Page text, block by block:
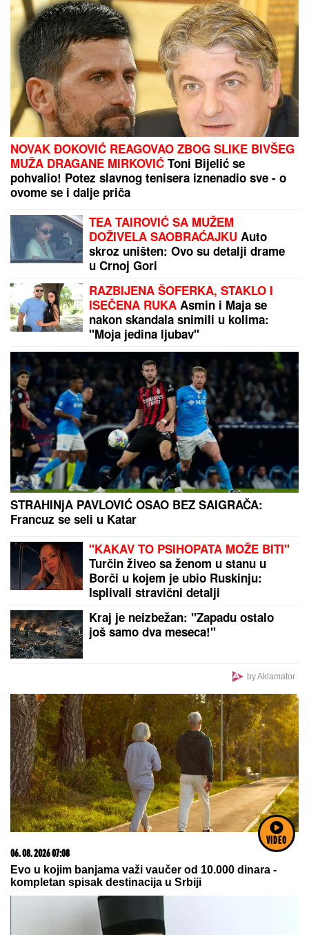
VIDEO
NOVAK ĐOKOVIĆ REAGOVAO ZBOG SLIKE BIVŠEG
MUŽA DRAGANE MIRKOVIĆ Toni Bijelić se
pohvalio! Potez slavnog tenisera iznenadio sve - o
ovome se i dalje priča
TEA TAIROVIĆ SA MUŽEM
DOŽIVELA SAOBRAĆAJKU Auto
skroz uništen: Ovo su detalji drame
u Crnoj Gori
RAZBIJENA ŠOFERKA, STAKLO I
ISEČENA RUKA Asmin i Maja se
nakon skandala snimili u kolima:
"Moja jedina ljubav"
STRAHINjA PAVLOVIĆ OSAO BEZ SAIGRAČA:
Francuz se seli u Katar
"KAKAV TO PSIHOPATA MOŽE BITI"
Turčin živeo sa ženom u stanu u
Borči u kojem je ubio Ruskinju:
Isplivali stravični detalji
Kraj je neizbežan: "Zapadu ostalo
još samo dva meseca!"
by Aklamator
06. 08. 2026 07:08
Evo u kojim banjama važi vaučer od 10.000 dinara -
kompletan spisak destinacija u Srbiji